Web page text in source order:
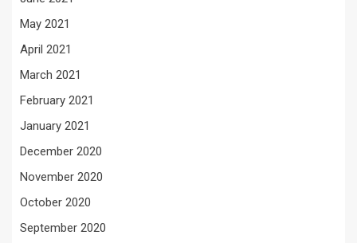
May 2021
April 2021
March 2021
February 2021
January 2021
December 2020
November 2020
October 2020
September 2020